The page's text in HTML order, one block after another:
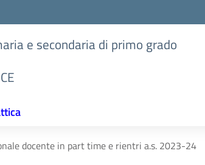
e secondaria di primo grado
docente in part time e rientri a.s. 2023-24